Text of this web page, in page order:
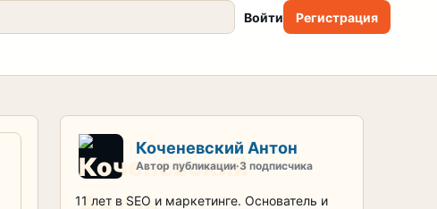
Войти Регистрация
Коченевский Антон
Автор публикации·3 подписчика
11 лет в SEO и маркетинге. Основатель и